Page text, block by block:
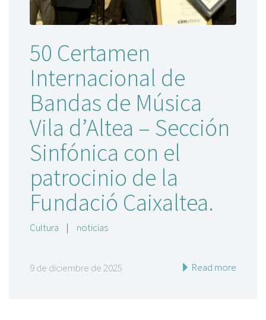
50 Certamen
Internacional de
Bandas de Música
Vila d’Altea – Sección
Sinfónica con el
patrocinio de la
Fundació Caixaltea.
Cultura | noticias
9 de diciembre de 2025 Read more